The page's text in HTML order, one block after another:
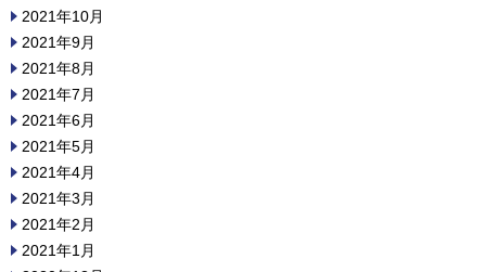
2021年10月
2021年9月
2021年8月
2021年7月
2021年6月
2021年5月
2021年4月
2021年3月
2021年2月
2021年1月